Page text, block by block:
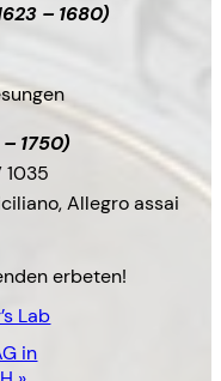
– 1680)
1750)
1035
Allegro assai
erbeten!
Lab
in